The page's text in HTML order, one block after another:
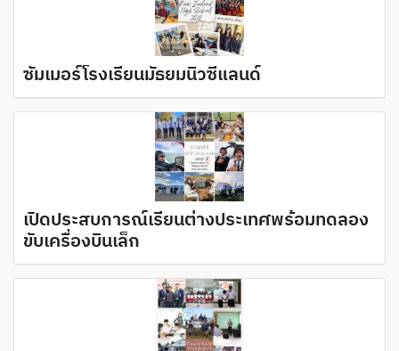
ซัมเมอร์โรงเรียนมัธยมนิวซีแลนด์
เปิดประสบการณ์เรียนต่างประเทศพร้อมทดลอง
ขับเครื่องบินเล็ก